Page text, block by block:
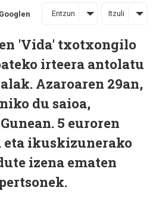
Entzun Itzuli
'Vida' txotxongilo
irteera antolatu
Azaroaren 29an,
du saioa,
5 euroren
eta ikuskizunerako
izena ematen